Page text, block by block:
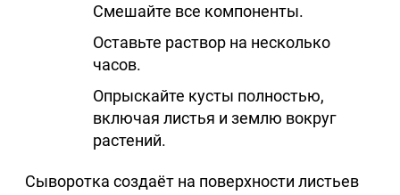
Смешайте все компоненты.
Оставьте раствор на несколько
часов.
Опрыскайте кусты полностью,
включая листья и землю вокруг
растений.
Сыворотка создаёт на поверхности листьев